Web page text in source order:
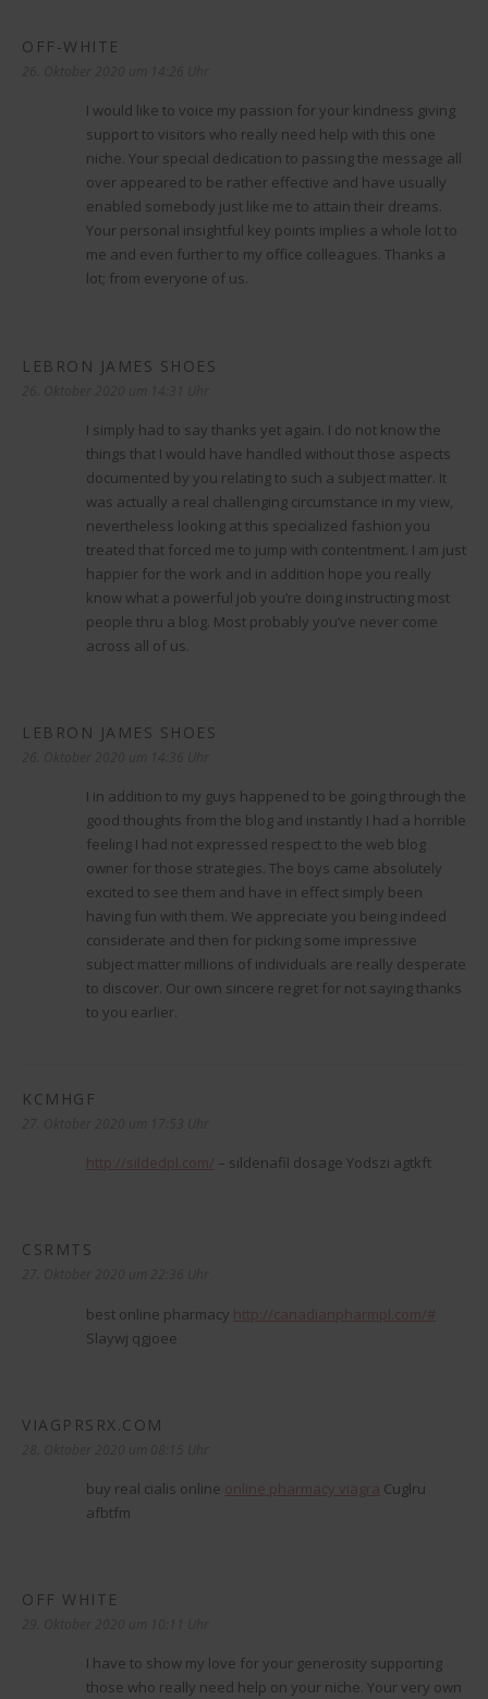
OFF-WHITE
I would like to voice my passion for your kindness giving
support to visitors who really need help with this one
niche. Your special dedication to passing the message all
over appeared to be rather effective and have usually
enabled somebody just like me to attain their dreams.
Your personal insightful key points implies a whole lot to
me and even further to my office colleagues. Thanks a
lot; from everyone of us.
LEBRON JAMES SHOES
I simply had to say thanks yet again. I do not know the
things that I would have handled without those aspects
documented by you relating to such a subject matter. It
was actually a real challenging circumstance in my view,
nevertheless looking at this specialized fashion you
treated that forced me to jump with contentment. I am just
happier for the work and in addition hope you really
know what a powerful job you’re doing instructing most
people thru a blog. Most probably you’ve never come
across all of us.
LEBRON JAMES SHOES
I in addition to my guys happened to be going through the
good thoughts from the blog and instantly I had a horrible
feeling I had not expressed respect to the web blog
owner for those strategies. The boys came absolutely
excited to see them and have in effect simply been
having fun with them. We appreciate you being indeed
considerate and then for picking some impressive
subject matter millions of individuals are really desperate
to discover. Our own sincere regret for not saying thanks
to you earlier.
KCMHGF
http://sildedpl.com/ – sildenafil dosage Yodszi agtkft
CSRMTS
best online pharmacy http://canadianpharmpl.com/#
Slaywj qgjoee
VIAGPRSRX.COM
buy real cialis online online pharmacy viagra Cuglru
afbtfm
OFF WHITE
I have to show my love for your generosity supporting
those who really need help on your niche. Your very own